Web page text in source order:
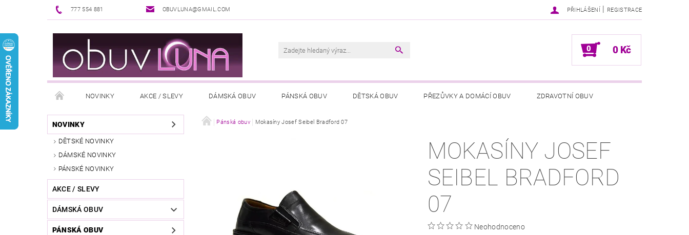
777 554 881 OBUVLUNA@GMAIL.COM PŘIHLÁŠENÍ | REGISTRACE
0 0 Kč
NOVINKY AKCE / SLEVY DÁMSKÁ OBUV PÁNSKÁ OBUV DĚTSKÁ OBUV PŘEZŮVKY A DOMÁCÍ OBUV ZDRAVOTNÍ OBUV
PUNČOCHOVÉ ZBOŽÍ DOPLŇKY K OBUVI VŠEOBECNÉ OBCHODNÍ PODMÍNKY
REKLAMAČNÍ ŘÁD
NOVINKY
DĚTSKÉ NOVINKY
DÁMSKÉ NOVINKY
PÁNSKÉ NOVINKY
AKCE / SLEVY
DÁMSKÁ OBUV
PÁNSKÁ OBUV
Pánská obuv Mokasíny Josef Seibel Bradford 07
MOKASÍNY JOSEF
SEIBEL BRADFORD
07
Neohodnoceno